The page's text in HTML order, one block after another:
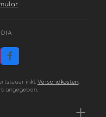
.
inkl. Versandkosten,
angegeben.